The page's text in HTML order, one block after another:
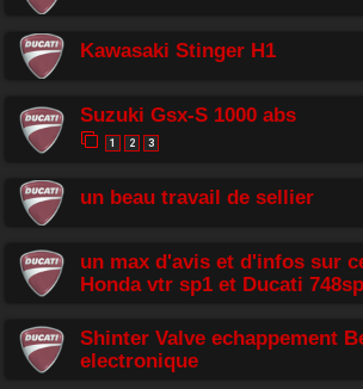
Kawasaki Stinger H1
Suzuki Gsx-S 1000 abs
1 2 3
un beau travail de sellier
un max d'avis et d'infos sur
Honda vtr sp1 et Ducati 748sp
Shinter Valve echappement
electronique